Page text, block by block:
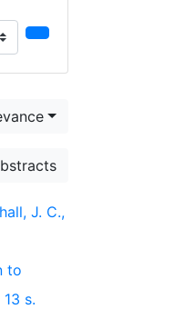
J. C.,
to
13 s.